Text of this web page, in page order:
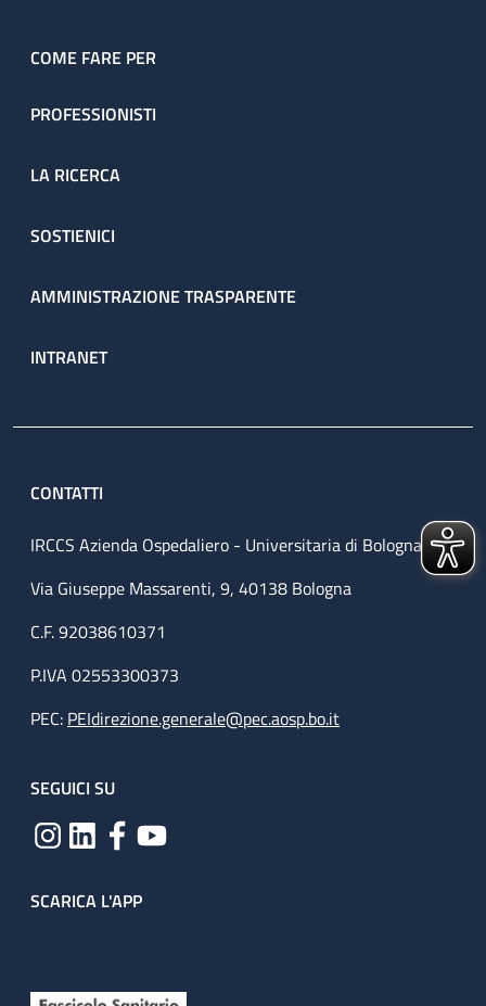
COME FARE PER
PROFESSIONISTI
LA RICERCA
SOSTIENICI
AMMINISTRAZIONE TRASPARENTE
INTRANET
CONTATTI
IRCCS Azienda Ospedaliero - Universitaria di Bologna
Via Giuseppe Massarenti, 9, 40138 Bologna
C.F. 92038610371
P.IVA 02553300373
PEC: PEIdirezione.generale@pec.aosp.bo.it
SEGUICI SU
SCARICA L'APP